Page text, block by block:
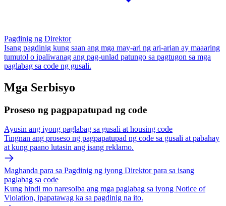
Pagdinig ng Direktor
Isang pagdinig kung saan ang mga may-ari ng ari-arian ay maaaring
tumutol o ipaliwanag ang pag-unlad patungo sa pagtugon sa mga
paglabag sa code ng gusali.
Mga Serbisyo
Proseso ng pagpapatupad ng code
Ayusin ang iyong paglabag sa gusali at housing code
Tingnan ang proseso ng pagpapatupad ng code sa gusali at pabahay
at kung paano lutasin ang isang reklamo.
Maghanda para sa Pagdinig ng iyong Direktor para sa isang
paglabag sa code
Kung hindi mo naresolba ang mga paglabag sa iyong Notice of
Violation, ipapatawag ka sa pagdinig na ito.